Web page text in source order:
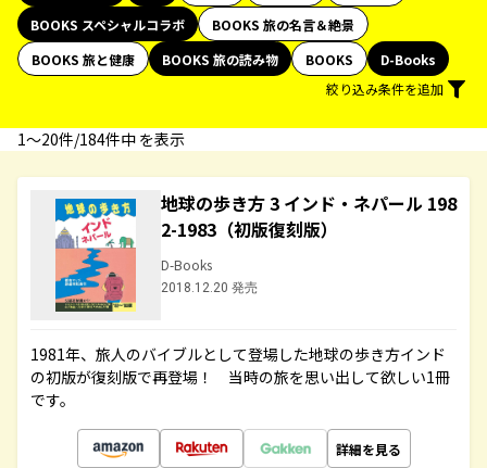
BOOKS スペシャルコラボ
BOOKS 旅の名言＆絶景
BOOKS 旅と健康
BOOKS 旅の読み物 BOOKS
D-Books
絞り込み条件を追加
1〜20件/184件中 を表示
地球の歩き方 3 インド・ネパール 198
2-1983（初版復刻版）
D-Books
2018.12.20 発売
1981年、旅人のバイブルとして登場した地球の歩き方インド
の初版が復刻版で再登場！ 当時の旅を思い出して欲しい1冊
です。
詳細を見る